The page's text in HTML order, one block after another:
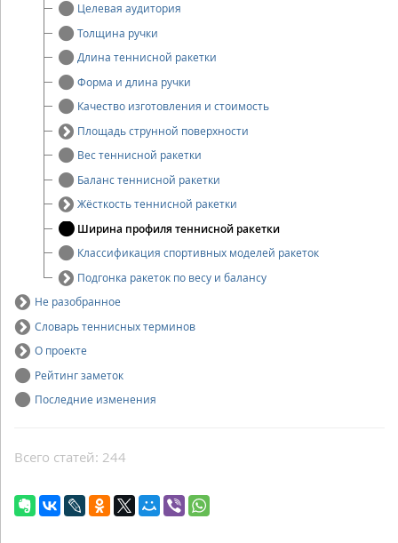
Целевая аудитория
Толщина ручки
Длина теннисной ракетки
Форма и длина ручки
Качество изготовления и стоимость
Площадь струнной поверхности
Вес теннисной ракетки
Баланс теннисной ракетки
Жёсткость теннисной ракетки
Ширина профиля теннисной ракетки
Классификация спортивных моделей ракеток
Подгонка ракеток по весу и балансу
Не разобранное
Словарь теннисных терминов
О проекте
Рейтинг заметок
Последние изменения
Всего статей: 244